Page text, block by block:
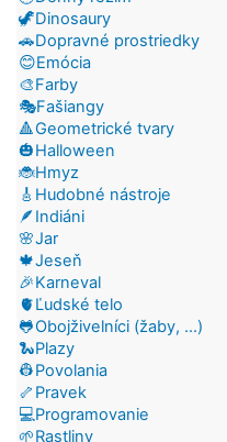
🦖Dinosaury
🚗Dopravné prostriedky
😊Emócia
🎨Farby
🎭Fašiangy
🔺Geometrické tvary
🎃Halloween
🐞Hmyz
🎸Hudobné nástroje
🪶Indiáni
🌸Jar
🍁Jeseň
🎉Karneval
🫀Ľudské telo
🐸Obojživelníci (žaby, ...)
🐍Plazy
👷Povolania
🦴Pravek
💻Programovanie
🌱Rastliny